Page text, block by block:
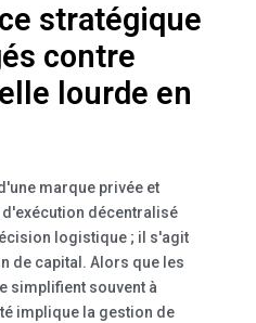
stratégique
contre
lourde en
marque privée et
décentralisé
logistique ; il s'agit
de capital. Alors que les
simplifient souvent à
implique la gestion de